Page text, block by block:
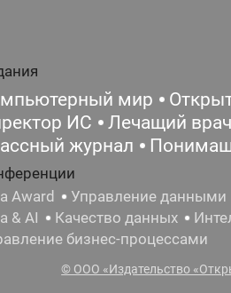
мир
ИС
Лечащий врач
журнал
Award
Управление данными
& AI
Качество данных
бизнес-процессами
© ООО «Издательство